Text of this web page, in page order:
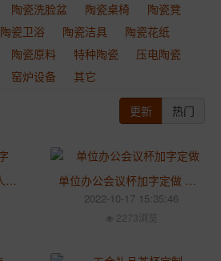
陶瓷洗脸盆 陶瓷桌椅
陶瓷凳
陶瓷卫浴 陶瓷洁具
陶瓷花纸
陶瓷原料 特种陶瓷
压电陶瓷
窑炉设备 其它
更新 热门
寿宴伴手礼寿碗加字 老人生日回礼寿碗定制年月日礼盒装 单位办公会议杯加字定做 高管会议伴手礼蓝边茶杯
2022-10-17 15:35:46
2273浏览